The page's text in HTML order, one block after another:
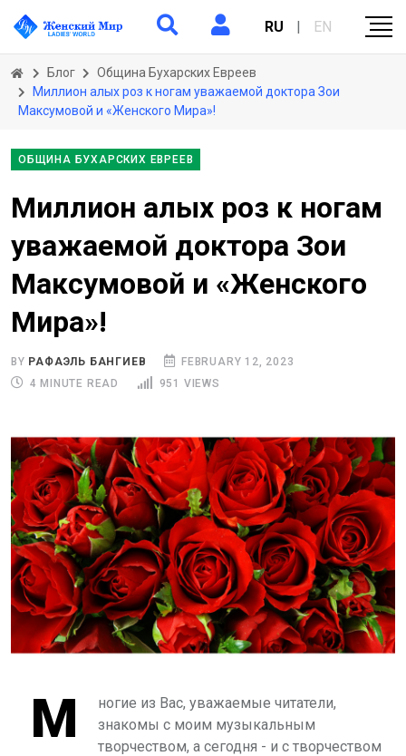
RU | EN
Блог
Община Бухарских Евреев
Миллион алых роз к ногам уважаемой доктора Зои
Максумовой и «Женского Мира»!
ОБЩИНА БУХАРСКИХ ЕВРЕЕВ
Миллион алых роз к ногам
уважаемой доктора Зои
Максумовой и «Женского
Мира»!
BY РАФАЭЛЬ БАНГИЕВ
FEBRUARY 12, 2023
4 MINUTE READ
951 VIEWS
М
ногие из Вас, уважаемые читатели,
знакомы с моим музыкальным
творчеством, а сегодня - и с творчеством